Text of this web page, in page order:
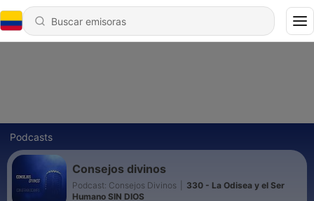
Podcasts
Consejos divinos
Podcast: Consejos Divinos
330 - La Odisea y el Ser
Humano SIN DIOS